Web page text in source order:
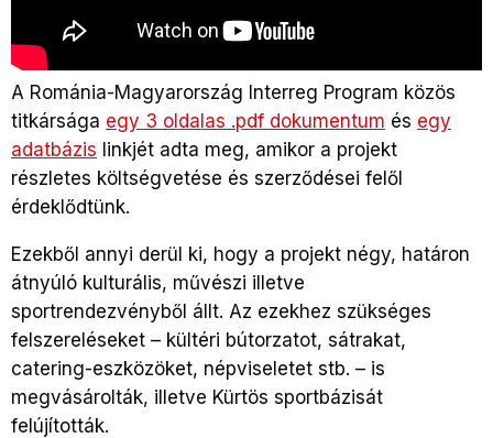
A Románia-Magyarország Interreg Program közös
titkársága egy 3 oldalas .pdf dokumentum és egy
adatbázis linkjét adta meg, amikor a projekt
részletes költségvetése és szerződései felől
érdeklődtünk.
Ezekből annyi derül ki, hogy a projekt négy, határon
átnyúló kulturális, művészi illetve
sportrendezvényből állt. Az ezekhez szükséges
felszereléseket – kültéri bútorzatot, sátrakat,
catering-eszközöket, népviseletet stb. – is
megvásárolták, illetve Kürtös sportbázisát
felújították.